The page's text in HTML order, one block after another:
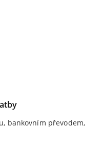
bankovním převodem,